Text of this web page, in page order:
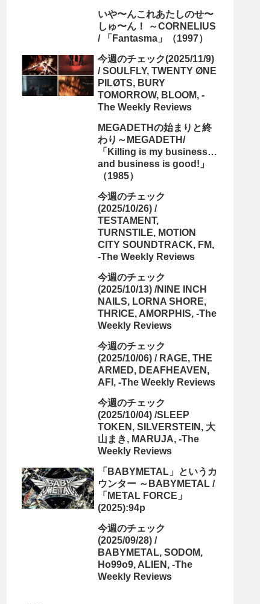
いや〜んこれあたしのせ〜
しゅ〜ん！ ～CORNELIUS
/ 「Fantasma」（1997）
今週のチェック(2025/11/9)
/ SOULFLY, TWENTY ØNE
PILØTS, BURY
TOMORROW, BLOOM, -
The Weekly Reviews
MEGADETHの始まりと終
わり～MEGADETH/
「Killing is my business…
and business is good!」
（1985）
今週のチェック
(2025/10/26) /
TESTAMENT,
TURNSTILE, MOTION
CITY SOUNDTRACK, FM,
-The Weekly Reviews
今週のチェック
(2025/10/13) /NINE INCH
NAILS, LORNA SHORE,
THRICE, AMORPHIS, -The
Weekly Reviews
今週のチェック
(2025/10/06) / RAGE, THE
ARMED, DEAFHEAVEN,
AFI, -The Weekly Reviews
今週のチェック
(2025/10/04) /SLEEP
TOKEN, SILVERSTEIN, 大
山まき, MARUJA, -The
Weekly Reviews
「BABYMETAL」というカ
ウンター ～BABYMETAL /
「METAL FORCE」
(2025):94p
今週のチェック
(2025/09/28) /
BABYMETAL, SODOM,
Ho99o9, ALIEN, -The
Weekly Reviews